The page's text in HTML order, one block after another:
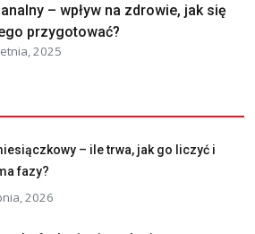
– wpływ na zdrowie, jak się
przygotować?
2025
– ile trwa, jak go liczyć i
fazy?
2026